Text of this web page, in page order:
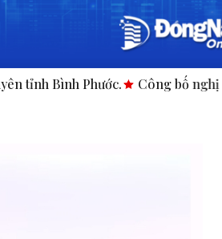
Phước. Công bố nghị quyết,